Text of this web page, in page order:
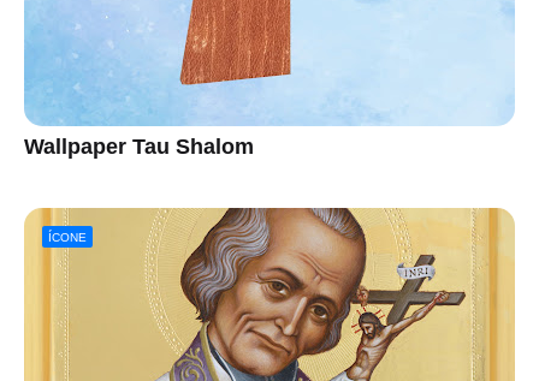
Wallpaper Tau Shalom
ÍCONE